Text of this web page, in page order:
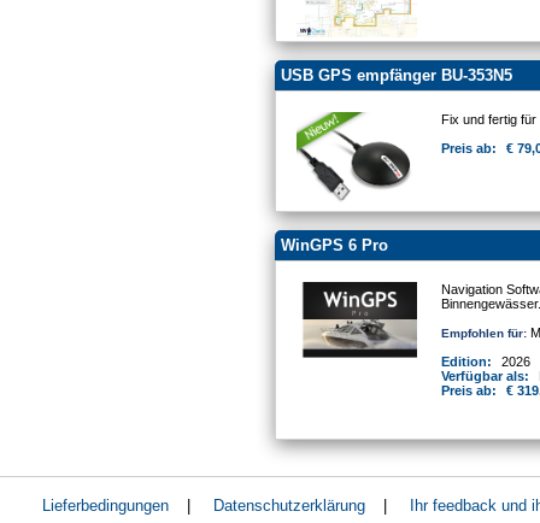
USB GPS empfänger BU-353N5
Fix und fertig
Preis ab:
€
WinGPS 6 Pro
Navigation
Binnengewässer.
Empfohlen für:
Edition:
2026
Verfügbar als:
Preis ab:
€
Lieferbedingungen | Datenschutzerklärung |
Ihr feedback und